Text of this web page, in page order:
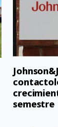
semestre